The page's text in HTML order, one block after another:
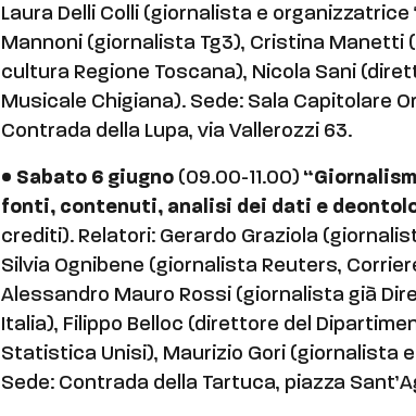
Laura Delli Colli (giornalista e organizzatrice
Mannoni (giornalista Tg3), Cristina Manetti
cultura Regione Toscana), Nicola Sani
Musicale Chigiana). Sede: Sala Capitolare
Contrada della Lupa, via Vallerozzi 63.
• Sabato 6 giugno (09.00-11.00)
fonti, contenuti, analisi dei dati e
crediti). Relatori: Gerardo Graziola
Silvia Ognibene (giornalista Reuters,
Alessandro Mauro Rossi (giornalista già
Italia), Filippo Belloc (direttore del
Statistica Unisi), Maurizio Gori (giornalista
Sede: Contrada della Tartuca, piazza